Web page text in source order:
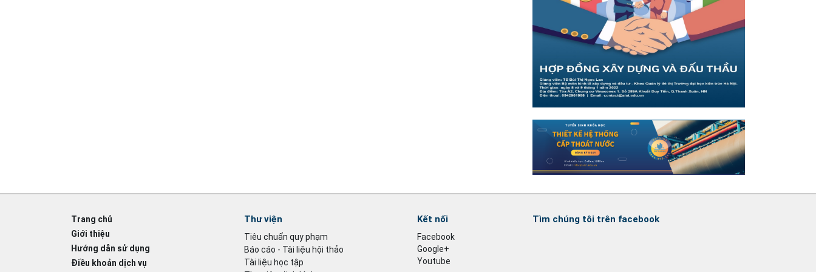
Trang chủ
Giới thiệu
Hướng dẫn sử dụng
Điều khoản dịch vụ
Thư viện
Tiêu chuẩn quy phạm
Báo cáo - Tài liệu hội thảo
Tài liệu học tập
Kết nối
Facebook
Google+
Youtube
Tìm chúng tôi trên facebook